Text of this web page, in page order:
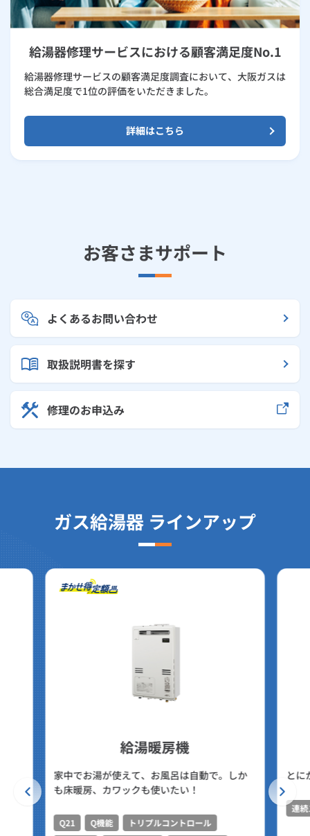
給湯器修理サービスにおける顧客満足度No.1
給湯器修理サービスの顧客満足度調査において、大阪ガスは
総合満足度で1位の評価をいただきました。
詳細はこちら
お客さまサポート
よくあるお問い合わせ
取扱説明書を探す
修理のお申込み
ガス給湯器 ラインアップ
給湯暖房機
家中でお湯が使えて、お風呂は自動で。しか
も床暖房、カワックも使いたい！
Q21 Q機能
トリプルコントロール
とに
連